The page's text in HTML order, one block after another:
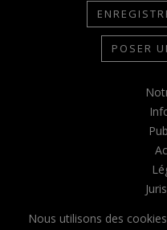
POSER
Nous utilisons des